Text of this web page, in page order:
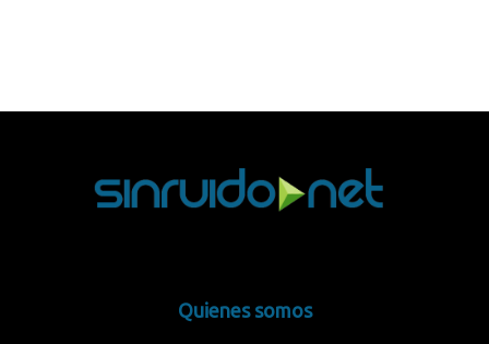
Quienes somos